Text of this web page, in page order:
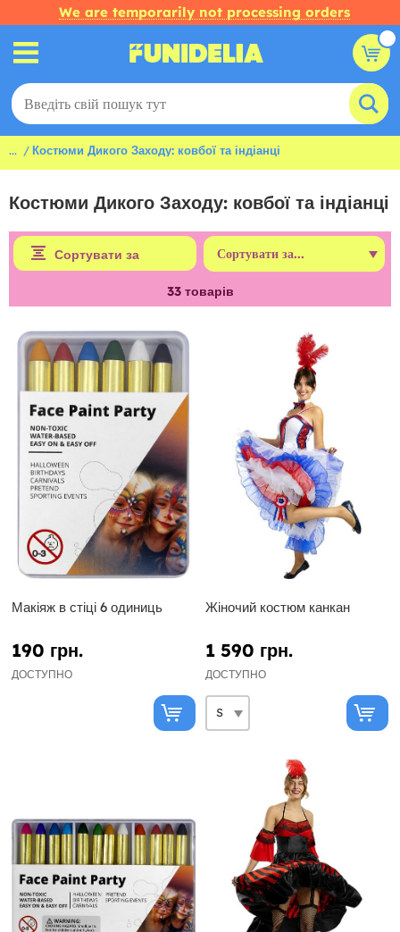
We are temporarily not processing orders
... Костюми Дикого Заходу: ковбої та індіанці
Костюми Дикого Заходу: ковбої та індіанці
Сортувати за
33товарів
Макіяж в стіці 6 одиниць
190 грн.
ДОСТУПНО
Жіночий костюм канкан
1 590 грн.
ДОСТУПНО